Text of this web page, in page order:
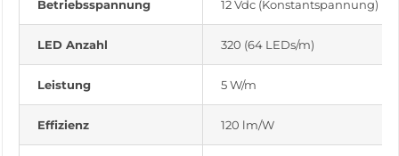
Betriebsspannung 12 Vdc (Konstantspannung)
LED Anzahl 320 (64 LEDs/m)
Leistung 5 W/m
Effizienz 120 lm/W